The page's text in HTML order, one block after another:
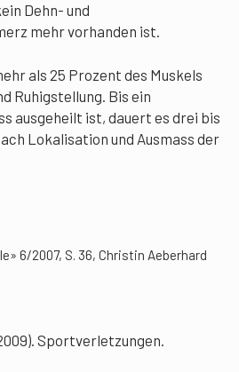
Dehn- und
mehr vorhanden ist.
als 25 Prozent des Muskels
Ruhigstellung. Bis ein
ausgeheilt ist, dauert es drei bis
Lokalisation und Ausmass der
6/2007, S. 36, Christin Aeberhard
Sportverletzungen.